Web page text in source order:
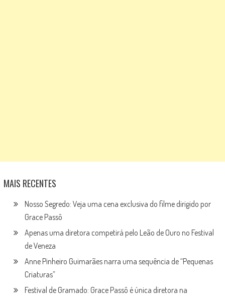
MAIS RECENTES
Nosso Segredo: Veja uma cena exclusiva do filme dirigido por
Grace Passô
Apenas uma diretora competirá pelo Leão de Ouro no Festival
de Veneza
Anne Pinheiro Guimarães narra uma sequência de “Pequenas
Criaturas”
Festival de Gramado: Grace Passô é única diretora na